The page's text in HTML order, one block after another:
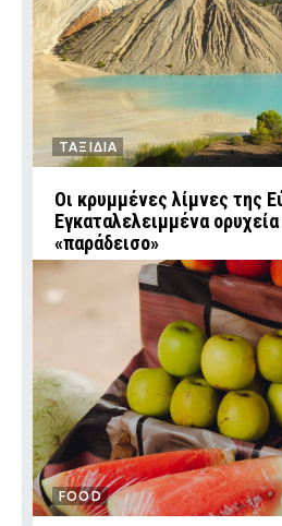
ΤΑΞΙΔΙΑ
Οι κρυμμένες λίμνες της
Εγκαταλελειμμένα
«παράδεισο»
FOOD